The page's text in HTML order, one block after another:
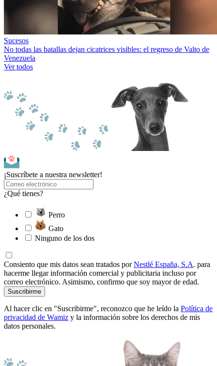
Sucesos
No todas las batallas dejan cicatrices visibles: el regreso de Valto de
Venezuela
Ver todos
¡Suscríbete a nuestra newsletter!
¿Qué tienes?
Perro
Gato
Ninguno de los dos
Consiento que mis datos sean tratados porNestlé España, S.A. para
hacerme llegar información comercial y publicitaria incluso por
correo electrónico. Asimismo, confirmo que soy mayor de edad.
Suscribirme
Al hacer clic en "Suscribirme", reconozco que he leído la Política de
privacidad de Wamiz y la información sobre los derechos de mis
datos personales.